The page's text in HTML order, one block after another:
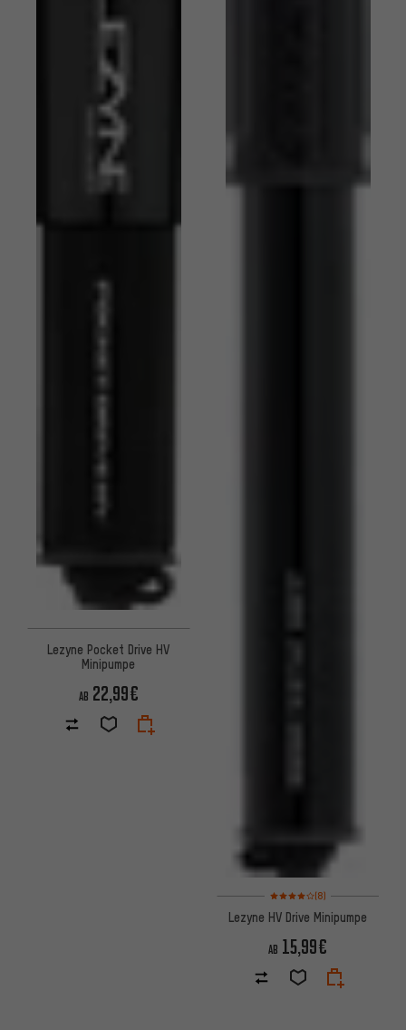
Lezyne Pocket Drive HV
Minipumpe
AB 22,99€
Bewertungen: 4 von 5
(8)
Lezyne HV Drive Minipumpe
AB 15,99€